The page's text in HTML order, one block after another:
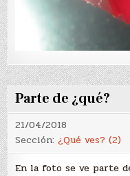
Parte de ¿qué?
21/04/2018
Sección:¿Qué ves? (2)
En la foto se ve parte